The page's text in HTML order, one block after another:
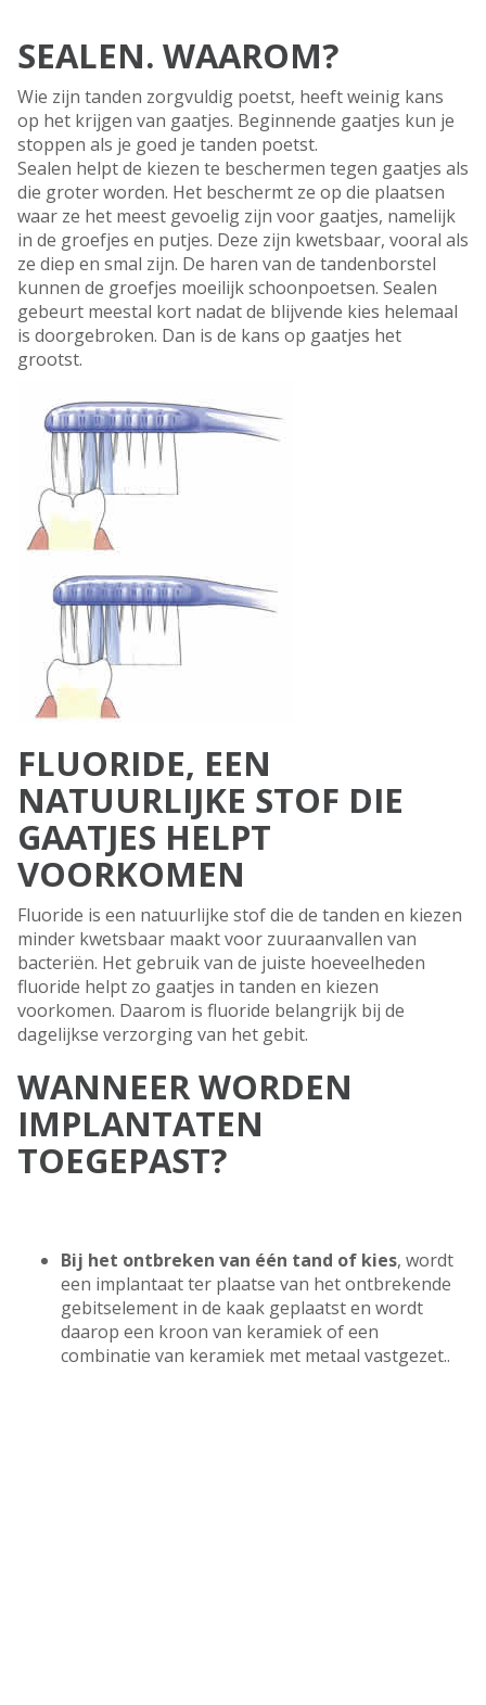
SEALEN. WAAROM?
Wie zijn tanden zorgvuldig poetst, heeft weinig kans
op het krijgen van gaatjes. Beginnende gaatjes kun je
stoppen als je goed je tanden poetst.
Sealen helpt de kiezen te beschermen tegen gaatjes als
die groter worden. Het beschermt ze op die plaatsen
waar ze het meest gevoelig zijn voor gaatjes, namelijk
in de groefjes en putjes. Deze zijn kwetsbaar, vooral als
ze diep en smal zijn. De haren van de tandenborstel
kunnen de groefjes moeilijk schoonpoetsen. Sealen
gebeurt meestal kort nadat de blijvende kies helemaal
is doorgebroken. Dan is de kans op gaatjes het
grootst.
FLUORIDE, EEN
NATUURLIJKE STOF DIE
GAATJES HELPT
VOORKOMEN
Fluoride is een natuurlijke stof die de tanden en kiezen
minder kwetsbaar maakt voor zuuraanvallen van
bacteriën. Het gebruik van de juiste hoeveelheden
fluoride helpt zo gaatjes in tanden en kiezen
voorkomen. Daarom is fluoride belangrijk bij de
dagelijkse verzorging van het gebit.
WANNEER WORDEN
IMPLANTATEN
TOEGEPAST?
Bij het ontbreken van één tand of kies, wordt
een implantaat ter plaatse van het ontbrekende
gebitselement in de kaak geplaatst en wordt
daarop een kroon van keramiek of een
combinatie van keramiek met metaal vastgezet..